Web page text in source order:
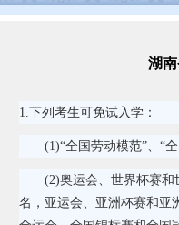
湖
1.下列考生可免试入学：
(1)“全国劳动模范”、“
(2)奥运会、世界杯赛
名，亚运会、亚洲杯赛和亚